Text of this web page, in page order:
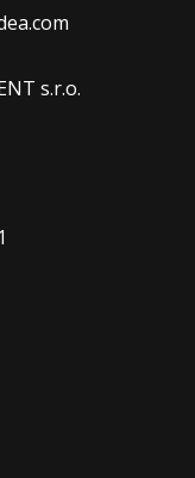
s.r.o.